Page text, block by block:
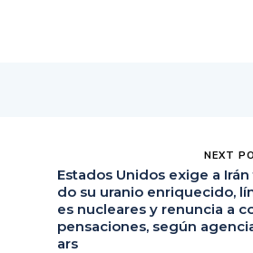
NEXT
Estados Unidos exige a
do su uranio enriquecido,
es nucleares y renuncia a
pensaciones, según
ars